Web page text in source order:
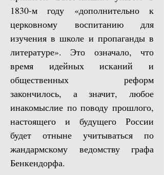
1830-м году «дополнительно к
церковному воспитанию для
изучения в школе и пропаганды в
литературе». Это означало, что
время идейных исканий и
общественных реформ
закончилось, а значит, любое
инакомыслие по поводу прошлого,
настоящего и будущего России
будет отныне учитываться по
жандармскому ведомству графа
Бенкендорфа.